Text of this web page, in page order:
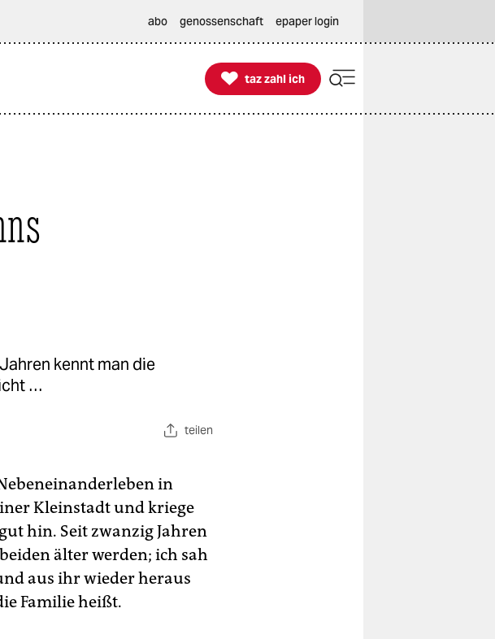
abo genossenschaft epaper login

taz zahl ich
taz zahl ich
kennt man die
…
teilen
in
Kleinstadt und kriege
hin. Seit zwanzig Jahren
älter werden; ich sah
aus ihr wieder heraus
Familie heißt.